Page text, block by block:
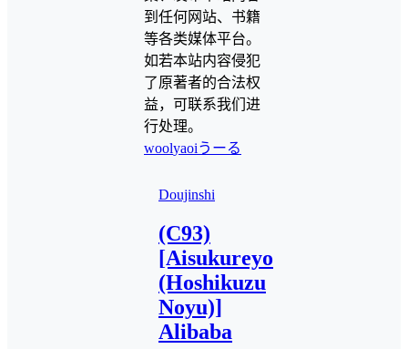
到任何网站、书籍
等各类媒体平台。
如若本站内容侵犯
了原著者的合法权
益，可联系我们进
行处理。
woolyaoiうーる
Doujinshi
(C93)
[Aisukureyo
(Hoshikuzu
Noyu)]
Alibaba